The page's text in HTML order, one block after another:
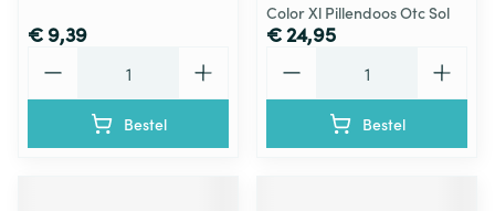
€ 9,39
Bestel
Color Xl Pillendoos Otc Sol
€ 24,95
Bestel